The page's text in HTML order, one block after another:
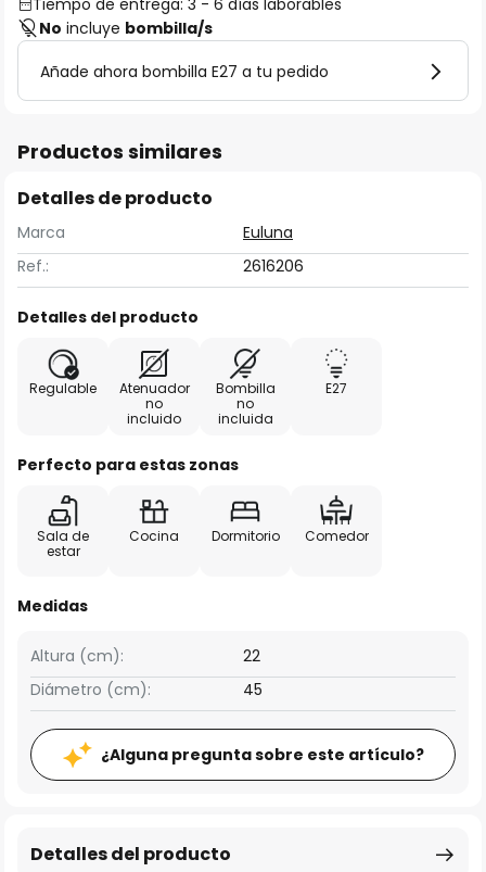
Tiempo de entrega: 3 - 6 días laborables
No incluye bombilla/s
Añade ahora bombilla E27 a tu pedido
Productos similares
Detalles de producto
Marca
Euluna
Ref.:
2616206
Detalles del producto
Regulable
Atenuador
no
incluido
Bombilla
no
incluida
E27
Perfecto para estas zonas
Sala de
estar
Cocina Dormitorio Comedor
Medidas
Altura (cm):
22
Diámetro (cm):
45
¿Alguna pregunta sobre este artículo?
Detalles del producto